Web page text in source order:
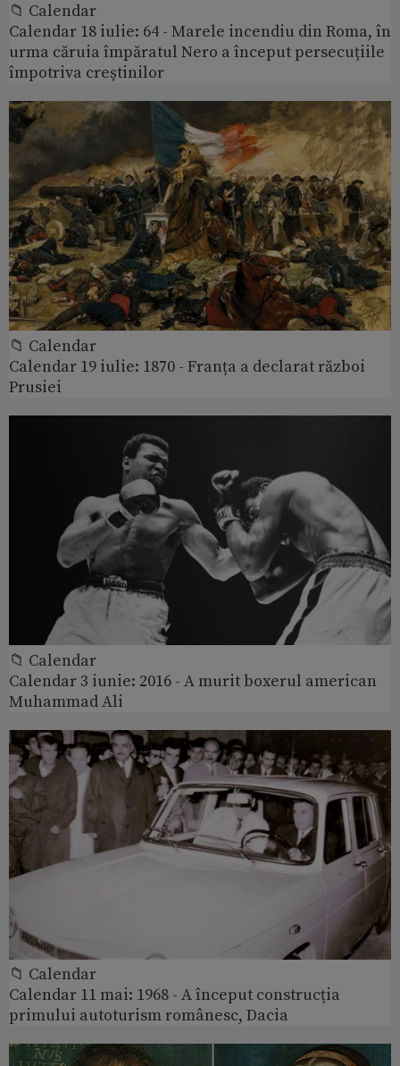
📁 Calendar
Calendar 18 iulie: 64 - Marele incendiu din Roma, în
urma căruia împăratul Nero a început persecuțiile
împotriva creștinilor
📁 Calendar
Calendar 19 iulie: 1870 - Franța a declarat război
Prusiei
📁 Calendar
Calendar 3 iunie: 2016 - A murit boxerul american
Muhammad Ali
📁 Calendar
Calendar 11 mai: 1968 - A început construcția
primului autoturism românesc, Dacia